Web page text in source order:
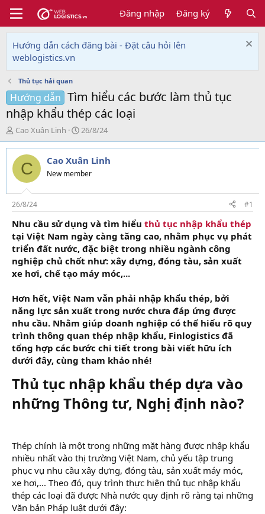
Đăng nhập Đăng ký
Hướng dẫn cách đăng bài - Đặt câu hỏi lên
weblogistics.vn
Thủ tục hải quan
Hướng dẫn Tìm hiểu các bước làm thủ tục
nhập khẩu thép các loại
T
h
r
e
d
s
t
a
r
t
e
r
Cao Xuân Linh
N
g
à
y
g
i
26/8/24
C Cao Xuân Linh
New member
26/8/24 #1
Nhu cầu sử dụng và tìm hiểu thủ tục nhập khẩu thép
tại Việt Nam ngày càng tăng cao, nhằm phục vụ phát
triển đất nước, đặc biệt trong nhiều ngành công
nghiệp chủ chốt như: xây dựng, đóng tàu, sản xuất
xe hơi, chế tạo máy móc,...
Hơn hết, Việt Nam vẫn phải nhập khẩu thép, bởi
năng lực sản xuất trong nước chưa đáp ứng được
nhu cầu. Nhằm giúp doanh nghiệp có thể hiểu rõ quy
trình thông quan thép nhập khẩu, Finlogistics đã
tổng hợp các bước chi tiết trong bài viết hữu ích
dưới đây, cùng tham khảo nhé!
Thủ tục nhập khẩu thép dựa vào
những Thông tư, Nghị định nào?​
Thép chính là một trong những mặt hàng được nhập khẩu
nhiều nhất vào thị trường Việt Nam, chủ yếu tập trung
phục vụ nhu cầu xây dựng, đóng tàu, sản xuất máy móc,
xe hơi,... Theo đó, quy trình thực hiện thủ tục nhập khẩu
thép các loại đã được Nhà nước quy định rõ ràng tại những
Văn bản Pháp luật dưới đây: